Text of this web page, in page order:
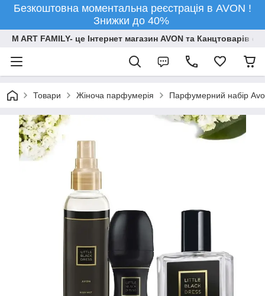
Безкоштовна моментальна реєстрація в AVON !
Знижки до 40%
M ART FAMILY- це Інтернет магазин AVON та Канцтоварів
Товари Жіноча парфумерія Парфумерний набір